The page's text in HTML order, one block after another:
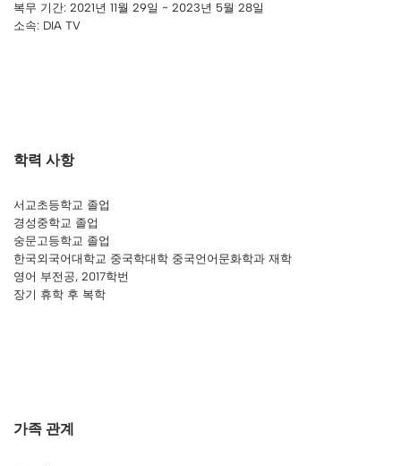
복무 기간: 2021년 11월 29일 ~ 2023년 5월 28일
소속: DIA TV
학력 사항
서교초등학교 졸업
경성중학교 졸업
숭문고등학교 졸업
한국외국어대학교 중국학대학 중국언어문화학과 재학
영어 부전공, 2017학번
장기 휴학 후 복학
가족 관계